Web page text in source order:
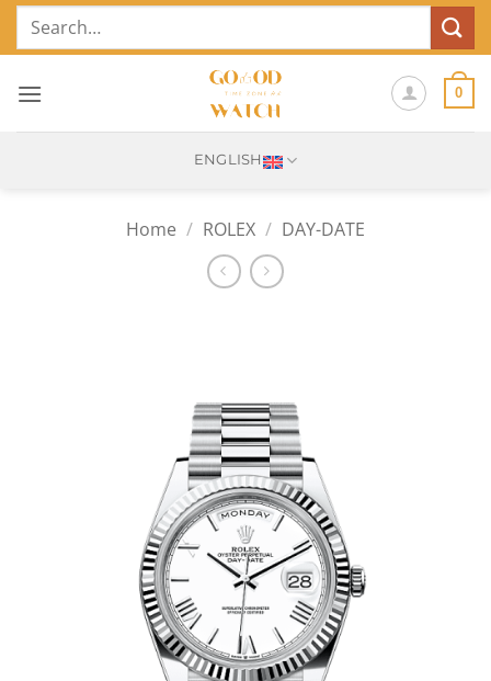
SkipSearch
0
ENGLISH
Home / ROLEX / DAY-DATE